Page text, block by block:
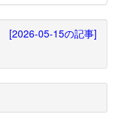
[2026-05-15の記事]